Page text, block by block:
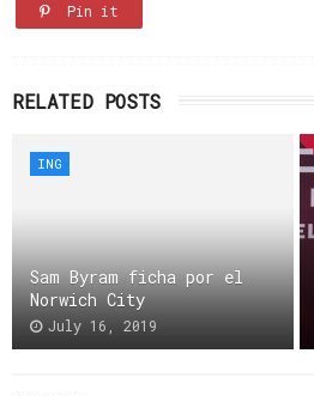
Pin it
RELATED POSTS
ING
Sam Byram ficha por el
Norwich City
July 16, 2019